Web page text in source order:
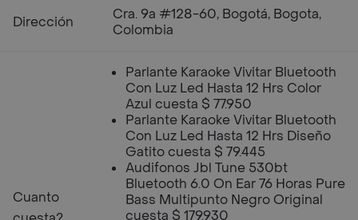
Dirección
Cra. 9a #128-60, Bogotá, Bogota,
Colombia
Cuanto
Parlante Karaoke Vivitar Bluetooth
Con Luz Led Hasta 12 Hrs Color
Azul cuesta $ 77.950
Parlante Karaoke Vivitar Bluetooth
Con Luz Led Hasta 12 Hrs Diseño
Gatito cuesta $ 79.445
Audifonos Jbl Tune 530bt
Bluetooth 6.0 On Ear 76 Horas Pure
Bass Multipunto Negro Original
cuesta $ 179.930